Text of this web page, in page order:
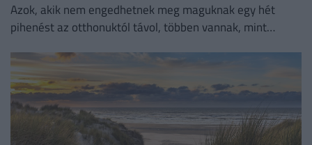
Azok, akik nem engedhetnek meg maguknak egy hét
pihenést az otthonuktól távol, többen vannak, mint